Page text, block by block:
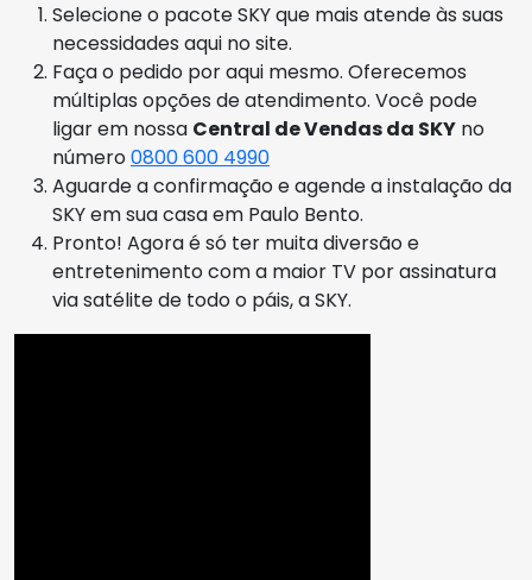
Selecione o pacote SKY que mais atende às suas
necessidades aqui no site.
Faça o pedido por aqui mesmo. Oferecemos
múltiplas opções de atendimento. Você pode
ligar em nossa Central de Vendas da SKY no
número0800 600 4990
Aguarde a confirmação e agende a instalação da
SKY em sua casa em Paulo Bento.
Pronto! Agora é só ter muita diversão e
entretenimento com a maior TV por assinatura
via satélite de todo o páis, a SKY.